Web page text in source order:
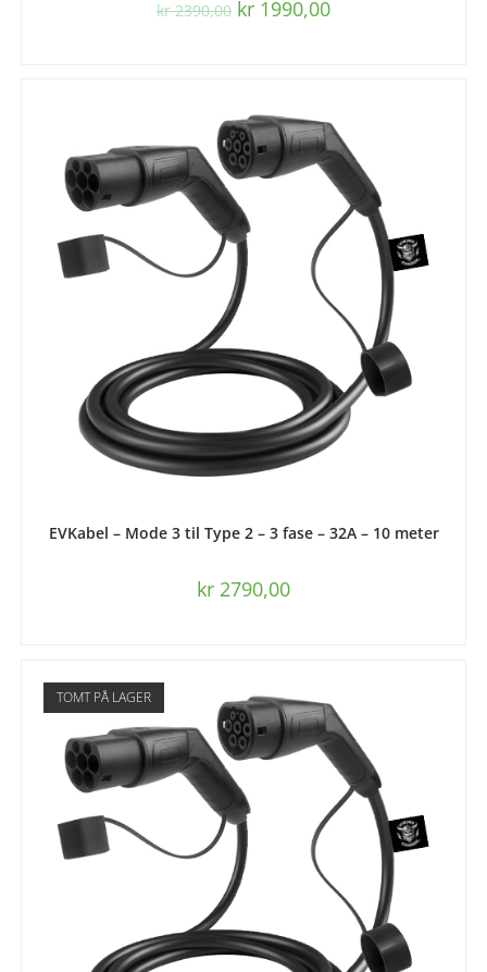
kr2390,00 kr 1990,00
EVKabel – Mode 3 til Type 2 – 3 fase – 32A – 10 meter
kr 2790,00
TOMT PÅ LAGER